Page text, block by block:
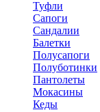
Туфли
Сапоги
Сандалии
Балетки
Полусапоги
Полуботинки
Пантолеты
Мокасины
Кеды